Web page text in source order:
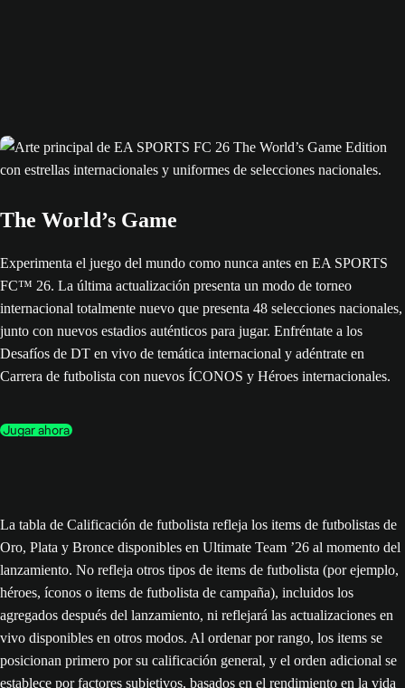
The World’s Game
Experimenta el juego del mundo como nunca antes en EA SPORTS
FC™ 26. La última actualización presenta un modo de torneo
internacional totalmente nuevo que presenta 48 selecciones nacionales,
junto con nuevos estadios auténticos para jugar. Enfréntate a los
Desafíos de DT en vivo de temática internacional y adéntrate en
Carrera de futbolista con nuevos ÍCONOS y Héroes internacionales.
Jugar ahora
La tabla de Calificación de futbolista refleja los items de futbolistas de
Oro, Plata y Bronce disponibles en Ultimate Team ’26 al momento del
lanzamiento. No refleja otros tipos de items de futbolista (por ejemplo,
héroes, íconos o items de futbolista de campaña), incluidos los
agregados después del lanzamiento, ni reflejará las actualizaciones en
vivo disponibles en otros modos. Al ordenar por rango, los items se
posicionan primero por su calificación general, y el orden adicional se
establece por factores subjetivos, basados en el rendimiento en la vida